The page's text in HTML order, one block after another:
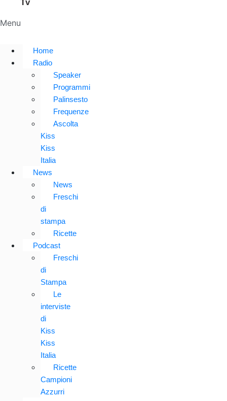
Tv
Menu
Home
Radio
Speaker
Programmi
Palinsesto
Frequenze
Ascolta
Kiss
Kiss
Italia
News
News
Freschi
di
stampa
Ricette
Podcast
Freschi
di
Stampa
Le
interviste
di
Kiss
Kiss
Italia
Ricette
Campioni
Azzurri